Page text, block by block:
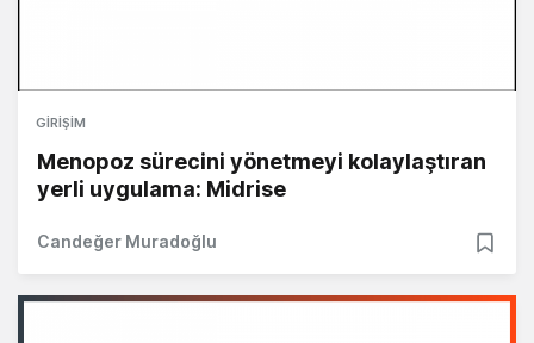
GIRIŞIM
Menopoz sürecini yönetmeyi kolaylaştıran
yerli uygulama: Midrise
Candeğer Muradoğlu